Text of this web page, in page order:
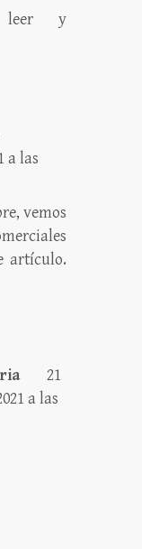
leer y
a las
vemos
artículo.
21
a las